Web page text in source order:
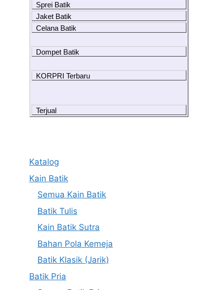
Sprei Batik
Jaket Batik
Celana Batik
Dompet Batik
KORPRI Terbaru
Terjual
Katalog
Kain Batik
Semua Kain Batik
Batik Tulis
Kain Batik Sutra
Bahan Pola Kemeja
Batik Klasik (Jarik)
Batik Pria